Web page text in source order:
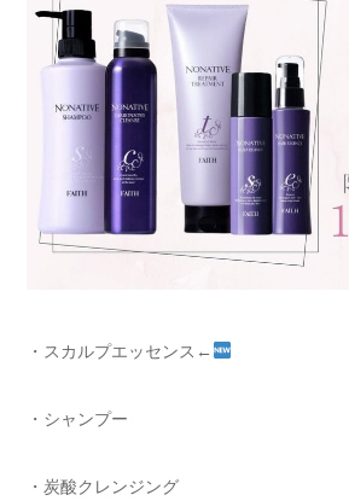
・スカルプエッセンス←
・シャンプー
・炭酸クレンジング